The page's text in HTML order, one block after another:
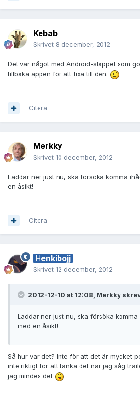
Kebab
Skrivet 8 december, 2012
Det var något med Android-släppet som
tillbaka appen för att fixa till den.
Citera
Merkky
Skrivet 10 december, 2012
Laddar ner just nu, ska försöka komma
en åsikt!
Citera
Henkibojj
Skrivet 12 december, 2012
2012-12-10 at 12:08, Merkky
Laddar ner just nu, ska försöka komma
med en åsikt!
Så hur var det? Inte för att det är mycket
inte riktigt för att tanka det när jag såg
jag mindes det